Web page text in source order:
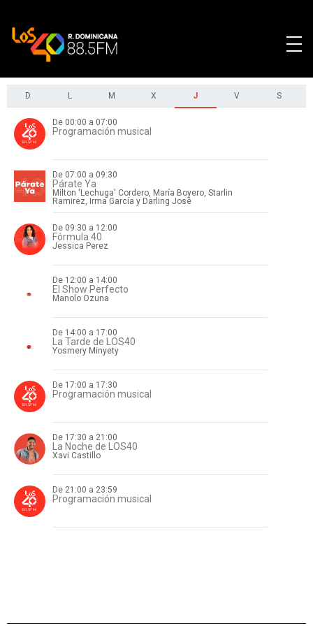
D L M X J V S
De 00:00 a 07:00
Programación musical
De 07:00 a 09:30
Párate Ya
Milton 'Lechuga' Cordero, María Boyero, Starlin
Ramirez, Irma García y Darling José
De 09:30 a 12:00
Fórmula 40
Jessica Perez
De 12:00 a 14:00
El Show Perfecto
Manolo Ozuna
De 14:00 a 17:00
La Tarde de LOS40
Yosmery Minyety
De 17:00 a 17:30
Programación musical
De 17:30 a 21:00
La Noche de LOS40
Xavi Castillo
De 21:00 a 23:59
Programación musical